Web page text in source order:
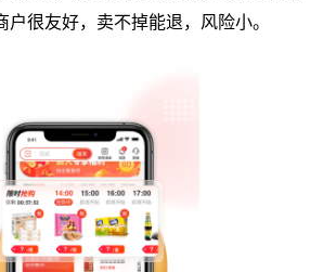
很友好，卖不掉能退，风险小。